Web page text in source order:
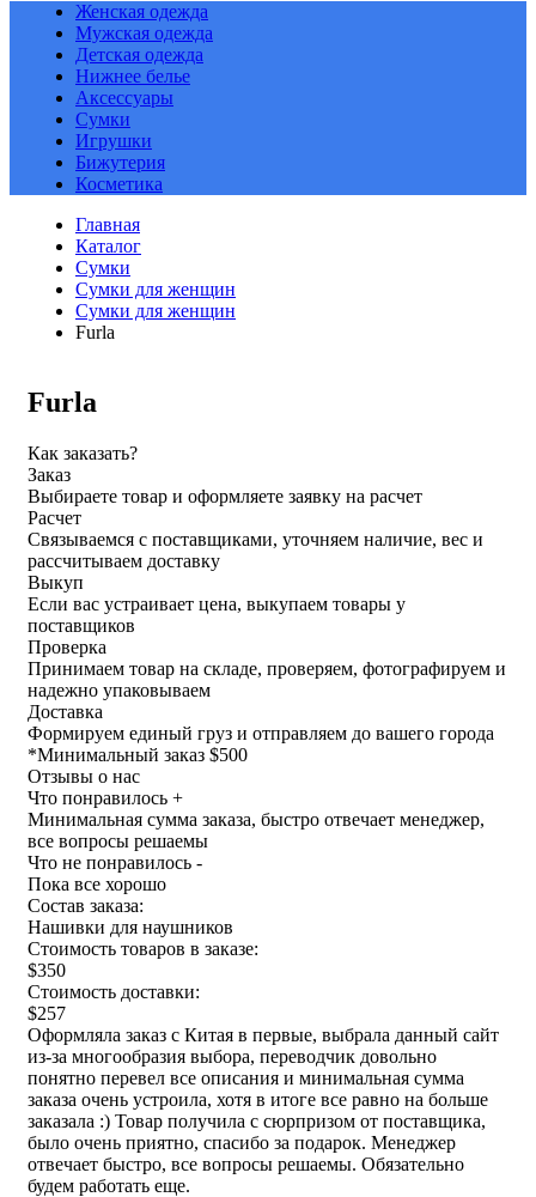
Женская одежда
Мужская одежда
Детская одежда
Нижнее белье
Аксессуары
Сумки
Игрушки
Бижутерия
Косметика
Главная
Каталог
Сумки
Сумки для женщин
Сумки для женщин
Furla
Furla
Как заказать?
Заказ
Выбираете товар и оформляете заявку на расчет
Расчет
Связываемся с поставщиками, уточняем наличие, вес и
рассчитываем доставку
Выкуп
Если вас устраивает цена, выкупаем товары у
поставщиков
Проверка
Принимаем товар на складе, проверяем, фотографируем и
надежно упаковываем
Доставка
Формируем единый груз и отправляем до вашего города
*Минимальный заказ $500
Отзывы о нас
Что понравилось +
Минимальная сумма заказа, быстро отвечает менеджер,
все вопросы решаемы
Что не понравилось -
Пока все хорошо
Состав заказа:
Нашивки для наушников
Стоимость товаров в заказе:
$350
Стоимость доставки:
$257
Оформляла заказ с Китая в первые, выбрала данный сайт
из-за многообразия выбора, переводчик довольно
понятно перевел все описания и минимальная сумма
заказа очень устроила, хотя в итоге все равно на больше
заказала :) Товар получила с сюрпризом от поставщика,
было очень приятно, спасибо за подарок. Менеджер
отвечает быстро, все вопросы решаемы. Обязательно
будем работать еще.